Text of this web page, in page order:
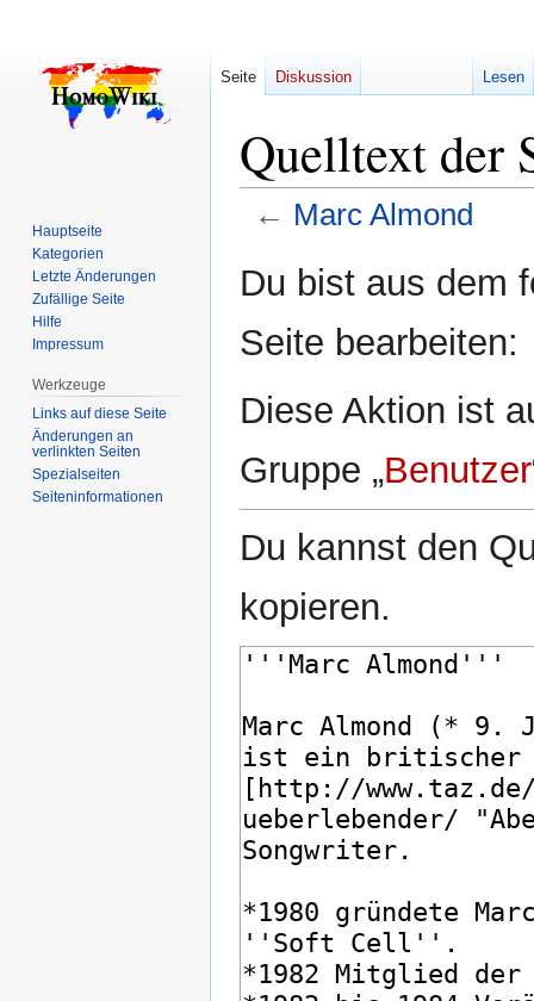
Quelltext der
← Marc Almond
Navigation
Suche
Du bist aus dem
Seite bearbeiten:
Diese Aktion ist
Gruppe „Benutzer
Du kannst den
kopieren.
Seite Diskussion Lesen
Hauptseite
Kategorien
Letzte Änderungen
Zufällige Seite
Hilfe
Impressum
Werkzeuge
Links auf diese Seite
Änderungen an
verlinkten Seiten
Spezialseiten
Seiten­­informationen